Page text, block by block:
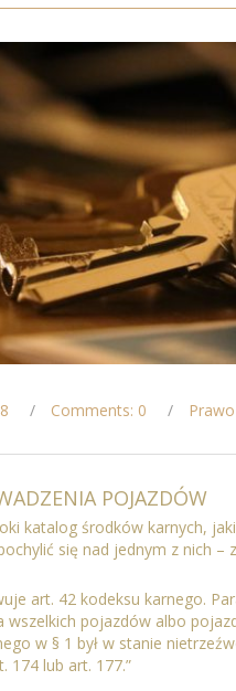
Comments: 0
POJAZDÓW
katalog środków karnych,
się nad jednym z nich
art. 42 kodeksu karnego.
wszelkich pojazdów albo
w § 1 był w stanie
174lub art. 177.”